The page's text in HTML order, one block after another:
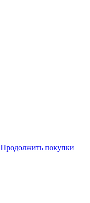
Продолжить покупки